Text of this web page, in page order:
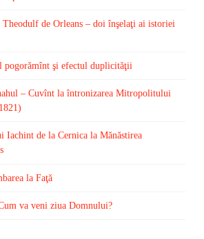
Theodulf de Orleans – doi înşelaţi ai istoriei
pogorămînt şi efectul duplicităţii
– Cuvînt la întronizarea Mitropolitului
Iachint de la Cernica la Mănăstirea
la Faţă
va veni ziua Domnului?